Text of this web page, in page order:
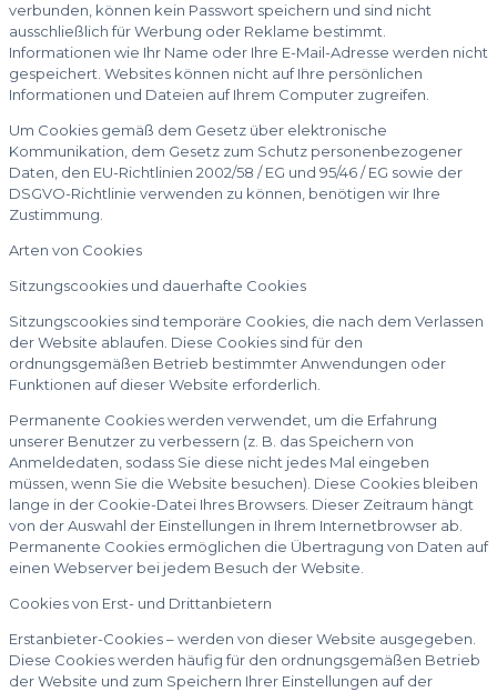
verbunden, können kein Passwort speichern und sind nicht
ausschließlich für Werbung oder Reklame bestimmt.
Informationen wie Ihr Name oder Ihre E-Mail-Adresse werden nicht
gespeichert. Websites können nicht auf Ihre persönlichen
Informationen und Dateien auf Ihrem Computer zugreifen.
Um Cookies gemäß dem Gesetz über elektronische
Kommunikation, dem Gesetz zum Schutz personenbezogener
Daten, den EU-Richtlinien 2002/58 / EG und 95/46 / EG sowie der
DSGVO-Richtlinie verwenden zu können, benötigen wir Ihre
Zustimmung.
Arten von Cookies
Sitzungscookies und dauerhafte Cookies
Sitzungscookies sind temporäre Cookies, die nach dem Verlassen
der Website ablaufen. Diese Cookies sind für den
ordnungsgemäßen Betrieb bestimmter Anwendungen oder
Funktionen auf dieser Website erforderlich.
Permanente Cookies werden verwendet, um die Erfahrung
unserer Benutzer zu verbessern (z. B. das Speichern von
Anmeldedaten, sodass Sie diese nicht jedes Mal eingeben
müssen, wenn Sie die Website besuchen). Diese Cookies bleiben
lange in der Cookie-Datei Ihres Browsers. Dieser Zeitraum hängt
von der Auswahl der Einstellungen in Ihrem Internetbrowser ab.
Permanente Cookies ermöglichen die Übertragung von Daten auf
einen Webserver bei jedem Besuch der Website.
Cookies von Erst- und Drittanbietern
Erstanbieter-Cookies – werden von dieser Website ausgegeben.
Diese Cookies werden häufig für den ordnungsgemäßen Betrieb
der Website und zum Speichern Ihrer Einstellungen auf der